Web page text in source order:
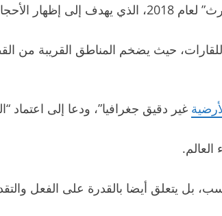
للبلدان.
حيث يضخم المناطق القريبة من
غير دقيق جغرافيا”، ودعا إلى اعتماد
العالم.
بل يتعلق أيضا بالقدرة على ⁠الفعل